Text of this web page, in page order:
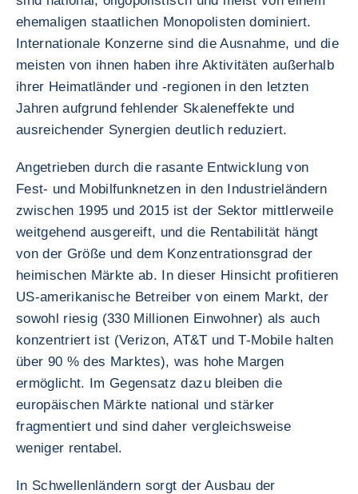
ehemaligen staatlichen Monopolisten dominiert.
Internationale Konzerne sind die Ausnahme, und die
meisten von ihnen haben ihre Aktivitäten außerhalb
ihrer Heimatländer und -regionen in den letzten
Jahren aufgrund fehlender Skaleneffekte und
ausreichender Synergien deutlich reduziert.
Angetrieben durch die rasante Entwicklung von
Fest- und Mobilfunknetzen in den Industrieländern
zwischen 1995 und 2015 ist der Sektor mittlerweile
weitgehend ausgereift, und die Rentabilität hängt
von der Größe und dem Konzentrationsgrad der
heimischen Märkte ab. In dieser Hinsicht profitieren
US-amerikanische Betreiber von einem Markt, der
sowohl riesig (330 Millionen Einwohner) als auch
konzentriert ist (Verizon, AT&T und T-Mobile halten
über 90 % des Marktes), was hohe Margen
ermöglicht. Im Gegensatz dazu bleiben die
europäischen Märkte national und stärker
fragmentiert und sind daher vergleichsweise
weniger rentabel.
In Schwellenländern sorgt der Ausbau der